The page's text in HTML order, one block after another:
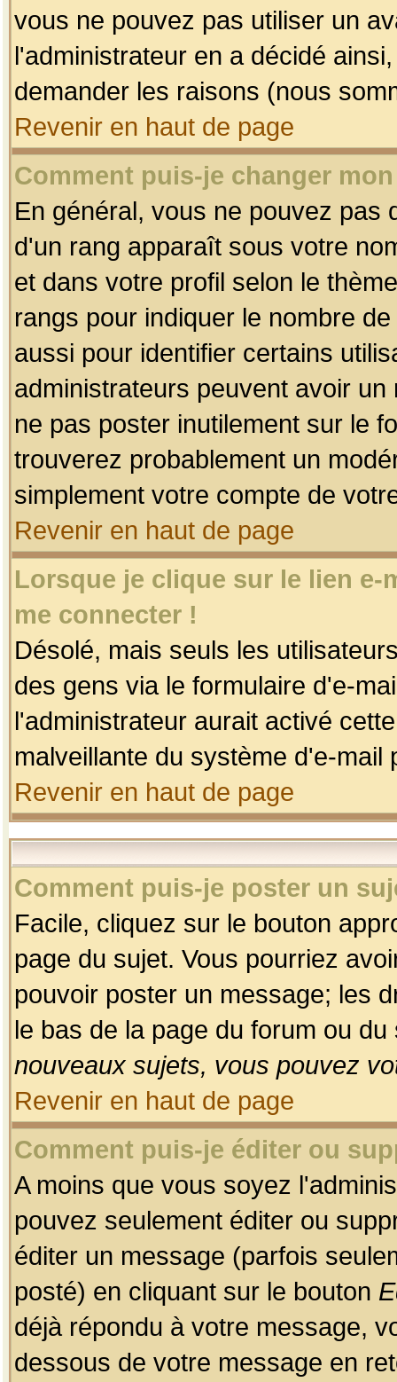
vous ne pouvez pas utiliser un
l'administrateur en a décidé
demander les raisons (nous
Revenir en haut de page
Comment puis-je changer
En général, vous ne pouvez pas
d'un rang apparaît sous votre
et dans votre profil selon le
rangs pour indiquer le nombre
aussi pour identifier certains
administrateurs peuvent avoir
ne pas poster inutilement sur le
trouverez probablement un
simplement votre compte de
Revenir en haut de page
Lorsque je clique sur le lien
me connecter !
Désolé, mais seuls les
des gens via le formulaire d'e-
l'administrateur aurait activé
malveillante du système d'e-
Revenir en haut de page
Comment puis-je poster un
Facile, cliquez sur le bouton
page du sujet. Vous pourriez
pouvoir poster un message; les
le bas de la page du forum ou
nouveaux sujets, vous pouvez
Revenir en haut de page
Comment puis-je éditer ou
A moins que vous soyez
pouvez seulement éditer ou
éditer un message (parfois
posté) en cliquant sur le bouton
déjà répondu à votre message,
dessous de votre message en